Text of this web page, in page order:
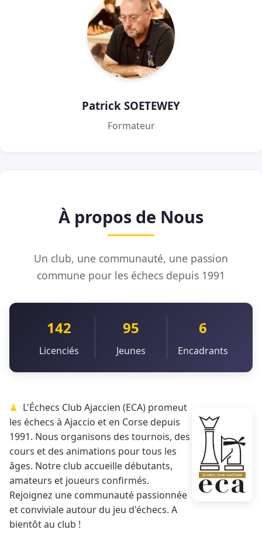
Patrick SOETEWEY
Formateur
À propos de Nous
Un club, une communauté, une passion
commune pour les échecs depuis 1991
142
Licenciés
95
Jeunes
6
Encadrants
L'Échecs Club Ajaccien (ECA) promeut
les échecs à Ajaccio et en Corse depuis
1991. Nous organisons des tournois, des
cours et des animations pour tous les
âges. Notre club accueille débutants,
amateurs et joueurs confirmés.
Rejoignez une communauté passionnée
et conviviale autour du jeu d'échecs. A
bientôt au club !